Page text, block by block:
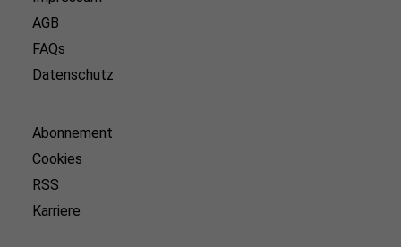
AGB
FAQs
Datenschutz
Abonnement
Cookies
RSS
Karriere